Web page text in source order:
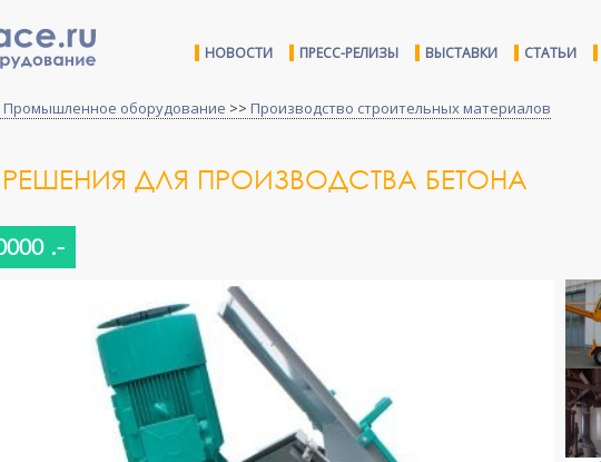
НОВОСТИ ПРЕСС-РЕЛИЗЫ ВЫСТАВКИ СТАТЬИ
Промышленное оборудование >> Производство строительных материалов
ДЛЯ ПРОИЗВОДСТВА БЕТОНА
.-